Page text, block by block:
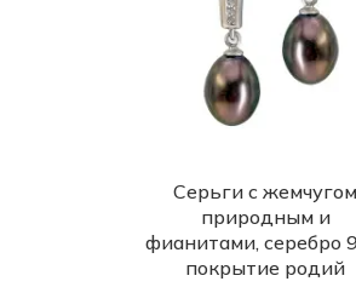
Серьги с жемчугом
природным и
фианитами, серебро
покрытие родий